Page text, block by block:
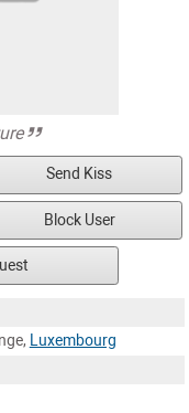
Send Kiss
Block User
Luxembourg